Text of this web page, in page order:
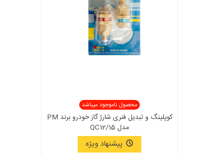
محصول ناموجود میباشد
کوپلینگ و تبدیل فنری شارژ گاز خودرو برند PM
مدل QC12/15
پیشنهاد ویژه